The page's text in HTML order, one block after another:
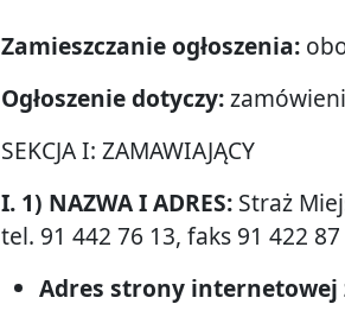
Zamieszczanie ogłoszenia:
Ogłoszenie dotyczy:
SEKCJA I: ZAMAWIAJĄCY
I. 1) NAZWA I ADRES: Straż
tel. 91 442 76 13, faks 91 422 87
Adres strony internetowej